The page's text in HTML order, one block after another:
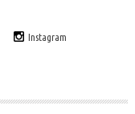
Instagram